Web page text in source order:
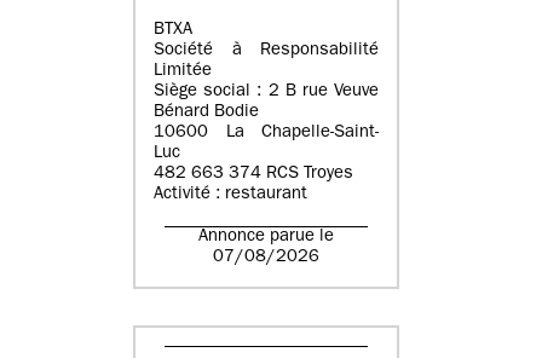
BTXA
Société à Responsabilité
Limitée
Siège social : 2 B rue Veuve
Bénard Bodie
10600 La Chapelle-Saint-
Luc
482 663 374 RCS Troyes
Activité : restaurant
Annonce parue le
07/08/2026